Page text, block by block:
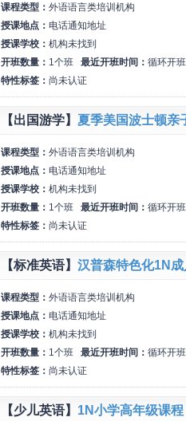
课程类型： 外语语言类培训机构
授课地点： 电话通知地址
授课学校： 机构未找到
开班数量： 1个班 最近开班时间： 循环开班
特性标签： 尚未认证
【出国游学】 夏季美国波士顿亲
课程类型： 外语语言类培训机构
授课地点： 电话通知地址
授课学校： 机构未找到
开班数量： 1个班 最近开班时间： 循环开班
特性标签： 尚未认证
【标准英语】 汉普森特色化1N
课程类型： 外语语言类培训机构
授课地点： 电话通知地址
授课学校： 机构未找到
开班数量： 1个班 最近开班时间： 循环开班
特性标签： 尚未认证
【少儿英语】 1N小学高年级课程